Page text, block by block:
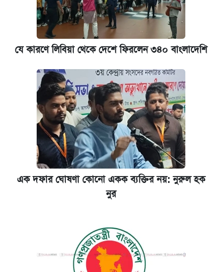
যে কারণে লিবিয়া থেকে দেশে ফিরলেন ৩৪০ বাংলাদেশি
এক দফার ঘোষণা কোনো একক ব্যক্তির নয়: নুরুল হক
নুর